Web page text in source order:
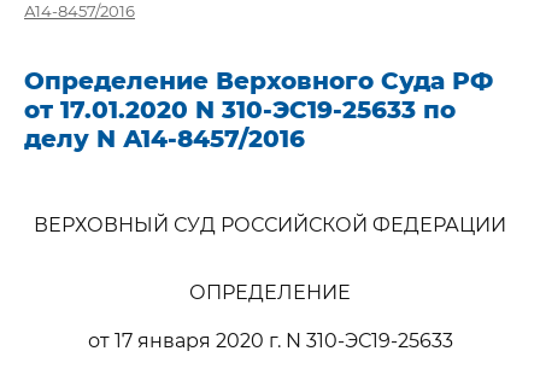
А14-8457/2016
Определение Верховного Суда РФ
от 17.01.2020 N 310-ЭС19-25633 по
делу N А14-8457/2016
ВЕРХОВНЫЙ СУД РОССИЙСКОЙ ФЕДЕРАЦИИ
ОПРЕДЕЛЕНИЕ
от 17 января 2020 г. N 310-ЭС19-25633